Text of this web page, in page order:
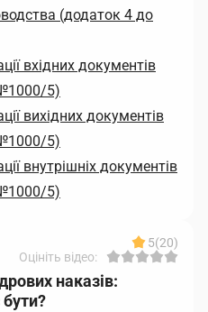
(додаток 4 до
вхідних документів
5)
вихідних документів
5)
внутрішніх документів
5)
5(20)
Оцініть відео:
наказів: